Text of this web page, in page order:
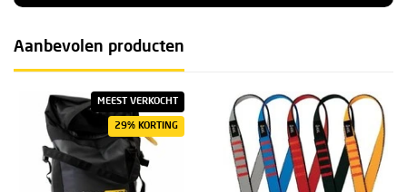
Aanbevolen producten
MEEST VERKOCHT
29% KORTING